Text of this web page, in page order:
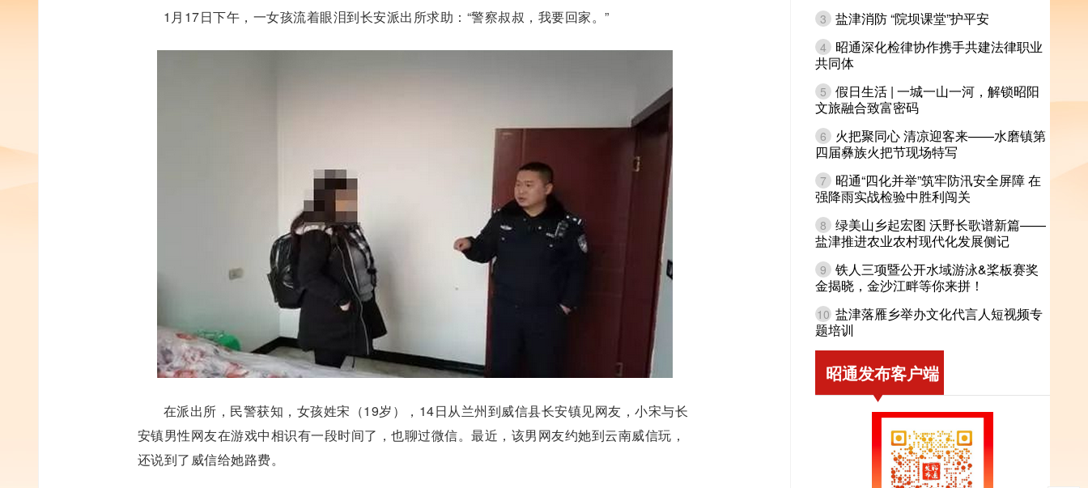
1月17日下午，一女孩流着眼泪到长安派出所求助：“警察叔叔，我要回家。”
在派出所，民警获知，女孩姓宋（19岁），14日从兰州到威信县长安镇见网友，小宋与长
安镇男性网友在游戏中相识有一段时间了，也聊过微信。最近，该男网友约她到云南威信玩，
还说到了威信给她路费。
3 盐津消防 “院坝课堂”护平安
4
昭通深化检律协作携手共建法律职业
共同体
5 假日生活 | 一城一山一河，解锁昭阳
文旅融合致富密码
6
火把聚同心 清凉迎客来——水磨镇第
四届彝族火把节现场特写
7
昭通“四化并举”筑牢防汛安全屏障 在
强降雨实战检验中胜利闯关
8 绿美山乡起宏图 沃野长歌谱新篇——
盐津推进农业农村现代化发展侧记
9 铁人三项暨公开水域游泳&桨板赛奖
金揭晓，金沙江畔等你来拼！
10 盐津落雁乡举办文化代言人短视频专
题培训
昭通发布客户端